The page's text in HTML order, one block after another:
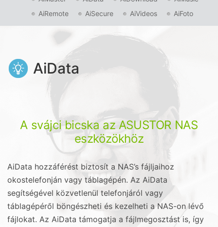
AiRemote
AiSecure AiVideos AiFoto
AiData
A svájci bicska az ASUSTOR NAS
eszközökhöz
AiData hozzáférést biztosít a NAS’s fájljaihoz
okostelefonján vagy táblagépén. Az AiData
segítségével közvetlenül telefonjáról vagy
táblagépéről böngészheti és kezelheti a NAS-on lévő
fájlokat. Az AiData támogatja a fájlmegosztást is, így